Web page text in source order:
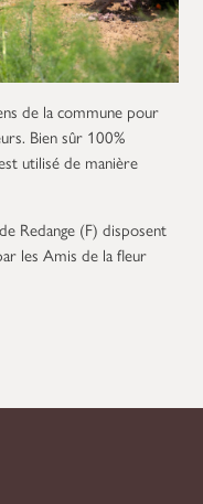
de la commune pour
Bien sûr 100%
utilisé de manière
Redange (F) disposent
les Amis de la fleur